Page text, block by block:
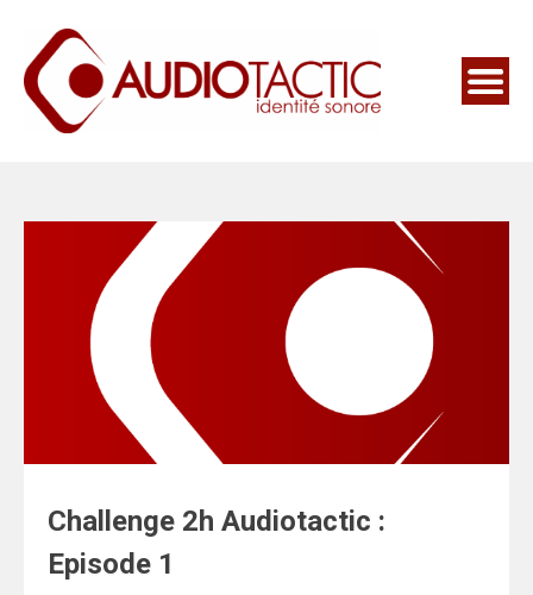
Challenge 2h Audiotactic :
Episode 1